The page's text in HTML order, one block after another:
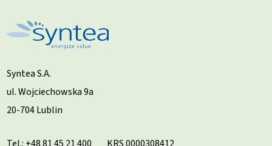
Syntea S.A.
ul. Wojciechowska 9a
20-704 Lublin